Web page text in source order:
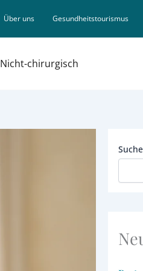
Über uns Gesundheitstourismus
Nicht-chirurgisch